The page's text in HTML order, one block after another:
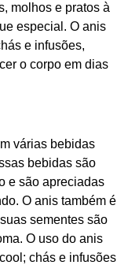
molhos e pratos à
especial. O anis
e infusões,
o corpo em dias
várias bebidas
bebidas são
e são apreciadas
O anis também é
sementes são
O uso do anis
chás e infusões